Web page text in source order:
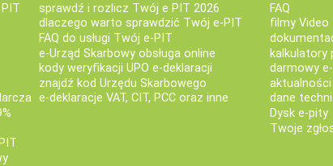
sprawdź i rozlicz Twój e PIT 2026
dlaczego warto sprawdzić Twój e-PIT
FAQ do usługi Twój e-PIT
e-Urząd Skarbowy obsługa online
kody weryfikacji UPO e-deklaracji
znajdź kod Urzędu Skarbowego
e-deklaracje VAT, CIT, PCC oraz inne
FAQ
filmy Video
kalkulatory
darmowy
dane
Dysk e-pity
Twoje